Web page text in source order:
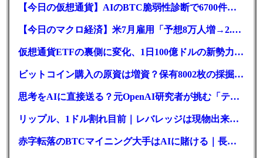
【今日の仮想通貨】AIのBTC脆弱性診断で6700件の指摘。赤字マイニング企業はAIに賭ける
【今日のマクロ経済】米7月雇用「予想8万人増→2.3万人減」で利上げ観測後退
仮想通貨ETFの裏側に変化、1日100億ドルの新勢力がSEC登録
ビットコイン購入の原資は増資？保有8002枚の採掘企業の実態とは
思考をAIに直接送る？元OpenAI研究者が挑む「テレパシー」開発とは
リップル、1ドル割れ目前｜レバレッジは現物出来高の6倍超
赤字転落のBTCマイニング大手はAIに賭ける｜長期負債17.8億ドル